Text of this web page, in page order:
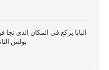
البابا يركع في المكان الذي نجا
بولس